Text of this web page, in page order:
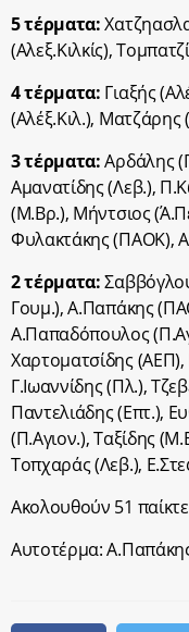
5 τέρματα:
(Αλεξ.Κιλκίς),
4 τέρματα: Γιαξής
(Αλέξ.Κιλ.), Ματζάρης
3 τέρματα:Αρδάλης
Αμανατίδης (Λεβ.),
(Μ.Βρ.), Μήντσιος
Φυλακτάκης (ΠΑΟΚ),
2 τέρματα:
Γουμ.), Α.Παπάκης
Α.Παπαδόπουλος
Χαρτοματσίδης
Γ.Ιωαννίδης (Πλ.),
Παντελιάδης (Επτ.),
(Π.Αγιον.), Ταξίδης
Τοπχαράς (Λεβ.),
Ακολουθούν 51
Αυτοτέρμα: